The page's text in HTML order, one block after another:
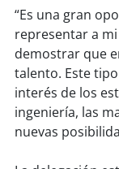
soy valdivia
soyosorno
soy
soy chiloé
“Es una gran
representar a
demostrar que
talento. Este
interés de los
ingeniería, las
nuevas